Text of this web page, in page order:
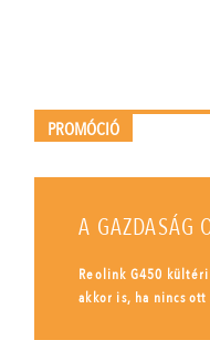
PROMÓCIÓ
A GAZDASÁG
Reolink G450
akkor is, ha nincs ott